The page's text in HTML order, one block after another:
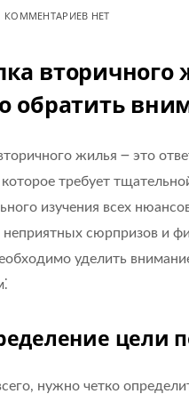
КОММЕНТАРИЕВ НЕТ
вторичного
обратить
жилья ౼ это
требует
изучения всех
неприятных сюрпризов и
уделить
цели
нужно четко